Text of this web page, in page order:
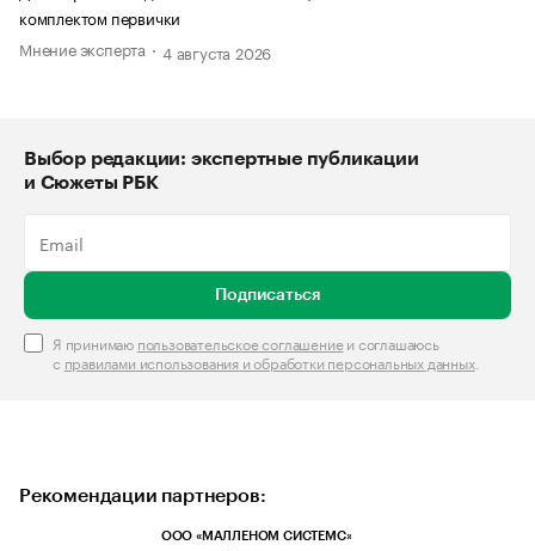
комплектом первички
Мнение эксперта
4 августа 2026
Выбор редакции: экспертные публикации
и Сюжеты РБК
Подписаться
Я принимаю пользовательское соглашениеи соглашаюсь
с правилами использования и обработки персональных данных.
Рекомендации партнеров:
ООО «МАЛЛЕНОМ СИСТЕМС»